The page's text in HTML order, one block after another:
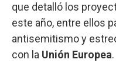
que detalló los
este año, entre ellos
antisemitismo y
con la Unión Europea.